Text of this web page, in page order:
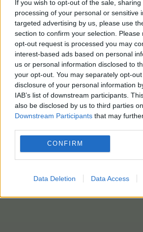
If you wish to opt-out of the sale,
processing of your personal or sensitive
targeted advertising by us, please use
section to confirm your selection.
opt-out request is processed you may
interest-based ads based on personal
us or personal information disclosed to
your opt-out. You may separately opt-
disclosure of your personal information
IAB’s list of downstream participants.
also be disclosed by us to third parties
Downstream Participants that may
CONFIRM
Data Deletion Data Access